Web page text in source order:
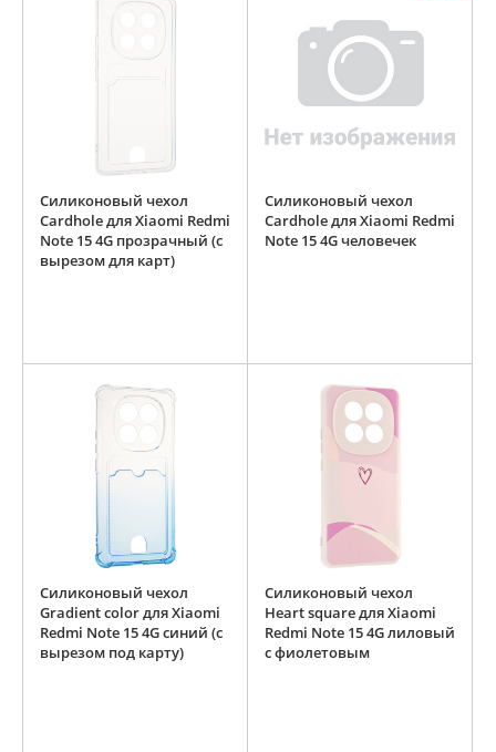
Силиконовый чехол
Cardhole для Xiaomi Redmi
Note 15 4G прозрачный (с
вырезом для карт)
Силиконовый чехол
Cardhole для Xiaomi Redmi
Note 15 4G человечек
Силиконовый чехол
Gradient color для Xiaomi
Redmi Note 15 4G синий (с
вырезом под карту)
Силиконовый чехол
Heart square для Xiaomi
Redmi Note 15 4G лиловый
с фиолетовым